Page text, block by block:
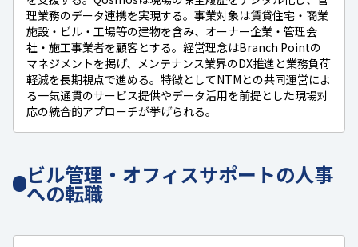
理業務のデータ連携を実現する。事業対象は賃貸住宅・商業
施設・ビル・工場等の建物を含み、オーナー企業・管理会
社・施工事業者を顧客とする。経営理念はBranch Pointの
マネジメントを掲げ、メンテナンス業界のDX推進と業務負荷
軽減を長期視点で進める。特徴としてNTMとの共同運営によ
る一気通貫のサービス提供やデータ活用を前提とした現場対
応の統合的アプローチが挙げられる。
ビル管理・オフィスサポートの人事
への転職